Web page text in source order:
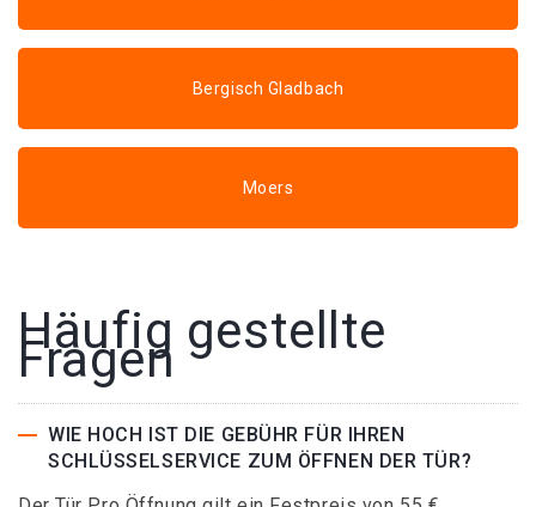
Bergisch Gladbach
Moers
Häufig gestellte
Fragen
WIE HOCH IST DIE GEBÜHR FÜR IHREN
SCHLÜSSELSERVICE ZUM ÖFFNEN DER TÜR?